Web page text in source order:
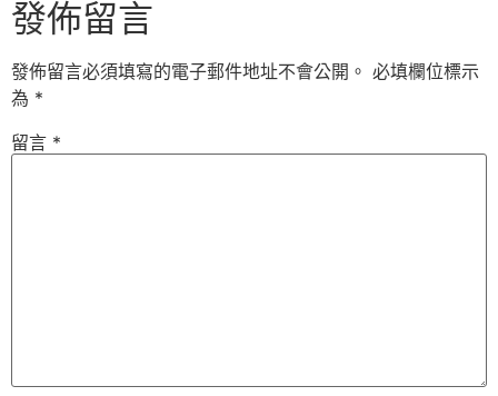
發佈留言
發佈留言必須填寫的電子郵件地址不會公開。 必填欄位標示
為 *
留言 *